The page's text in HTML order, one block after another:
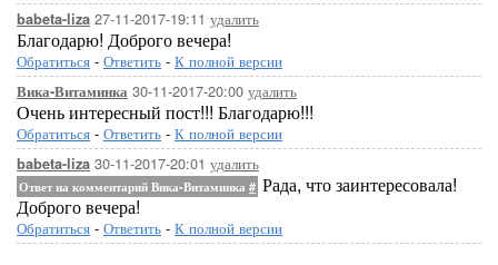
babeta-liza 27-11-2017-19:11 удалить
Благодарю! Доброго вечера!
Обратиться - Ответить - К полной версии
Вика-Витаминка 30-11-2017-20:00 удалить
Очень интересный пост!!! Благодарю!!!
Обратиться - Ответить - К полной версии
babeta-liza 30-11-2017-20:01 удалить
Ответ на комментарий Вика-Витаминка # Рада, что заинтересовала!
Доброго вечера!
Обратиться - Ответить - К полной версии